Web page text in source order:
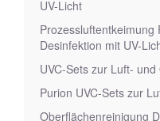
UV-Licht
Prozessluftentkeimung
Desinfektion mit UV-
UVC-Sets zur Luft-
Purion UVC-Sets zur
Oberflächenreinigung